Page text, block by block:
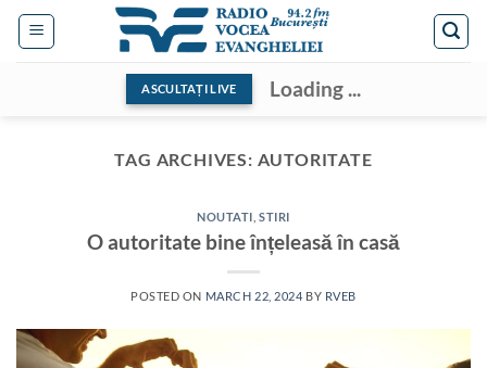
Skip
ASCULTAȚI LIVE Loading ...
TAG ARCHIVES: AUTORITATE
NOUTATI ,STIRI
O autoritate bine înțeleasă în casă
POSTED ON MARCH 22, 2024 BY RVEB